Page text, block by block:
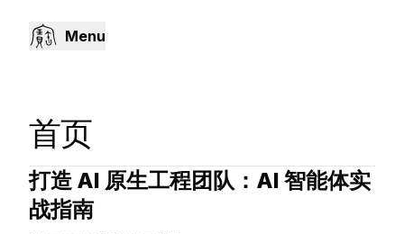
Menu
首页
打造 AI 原生工程团队：AI 智能体实
战指南
View Article